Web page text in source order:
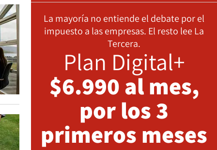
La mayoría no entiende el debate por el
impuesto a las empresas. El resto lee La
Tercera.
Plan Digital+
$6.990 al mes,
por los 3
primeros meses